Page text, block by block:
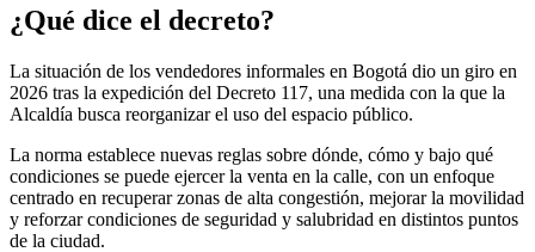
¿Qué dice el decreto?
La situación de los vendedores informales en Bogotá dio un giro en
2026 tras la expedición del Decreto 117, una medida con la que la
Alcaldía busca reorganizar el uso del espacio público.
La norma establece nuevas reglas sobre dónde, cómo y bajo qué
condiciones se puede ejercer la venta en la calle, con un enfoque
centrado en recuperar zonas de alta congestión, mejorar la movilidad
y reforzar condiciones de seguridad y salubridad en distintos puntos
de la ciudad.